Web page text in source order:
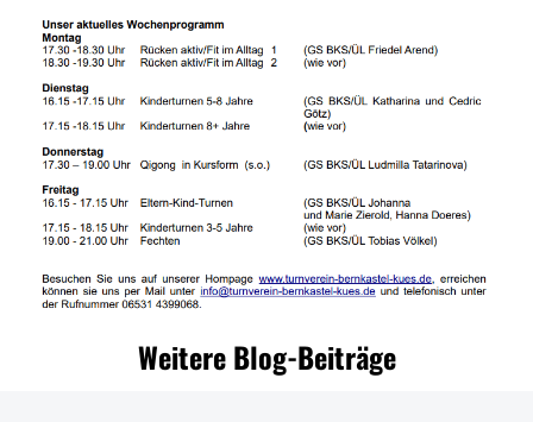
Weitere Blog-Beiträge